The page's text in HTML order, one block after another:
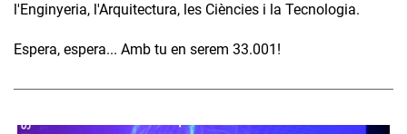
l'Enginyeria, l'Arquitectura, les Ciències i la Tecnologia.
Espera, espera... Amb tu en serem 33.001!